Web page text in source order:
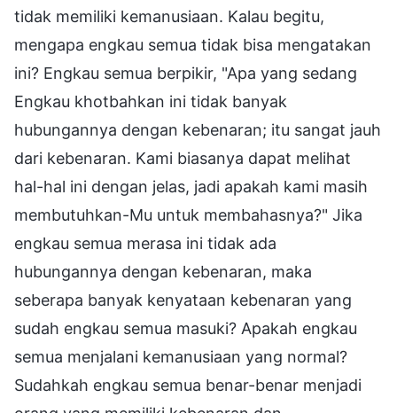
tidak memiliki kemanusiaan. Kalau begitu,
mengapa engkau semua tidak bisa mengatakan
ini? Engkau semua berpikir, "Apa yang sedang
Engkau khotbahkan ini tidak banyak
hubungannya dengan kebenaran; itu sangat jauh
dari kebenaran. Kami biasanya dapat melihat
hal-hal ini dengan jelas, jadi apakah kami masih
membutuhkan-Mu untuk membahasnya?" Jika
engkau semua merasa ini tidak ada
hubungannya dengan kebenaran, maka
seberapa banyak kenyataan kebenaran yang
sudah engkau semua masuki? Apakah engkau
semua menjalani kemanusiaan yang normal?
Sudahkah engkau semua benar-benar menjadi